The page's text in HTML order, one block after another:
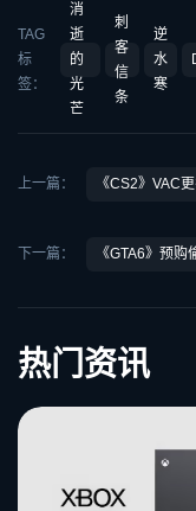
TAG
标
签：
消
逝
的
光
芒
刺
客
信
条
逆
水
寒
上一篇： 《CS2》VAC
下一篇： 《GTA6》预
热门资讯